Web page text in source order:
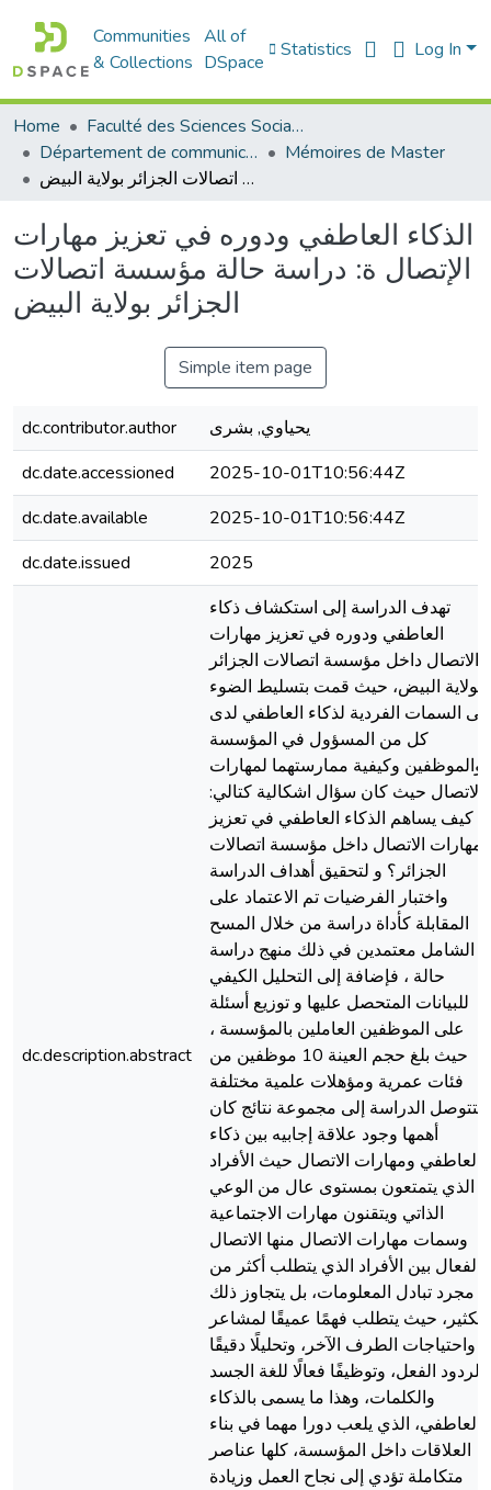
Communities
& Collections
All of
DSpace
Statistics Log In
Home
Faculté des Sciences Sociales
Département de communication
Mémoires de Master
الذكاء العاطفي ودوره في تعزيز مهارات الإتصال ة: دراسة حالة مؤسسة اتصالات الجزائر بولاية البيض
الذكاء العاطفي ودوره في تعزيز مهارات
الإتصال ة: دراسة حالة مؤسسة اتصالات
الجزائر بولاية البيض
Simple item page
dc.contributor.author
يحياوي, بشرى
dc.date.accessioned
2025-10-01T10:56:44Z
dc.date.available
2025-10-01T10:56:44Z
dc.date.issued
2025
dc.description.abstract
تهدف الدراسة إلى استكشاف ذكاء
العاطفي ودوره في تعزيز مهارات
الاتصال داخل مؤسسة اتصالات الجزائر
بولاية البيض، حيث قمت بتسليط الضوء
السمات الفردية لذكاء العاطفي لدى
كل من المسؤول في المؤسسة
والموظفين وكيفية ممارستهما لمهارات
الاتصال حيث كان سؤال اشكالية كتالي:
كيف يساهم الذكاء العاطفي في تعزيز
مهارات الاتصال داخل مؤسسة اتصالات
الجزائر؟ و لتحقيق أهداف الدراسة
واختبار الفرضيات تم الاعتماد على
المقابلة كأداة دراسة من خلال المسح
الشامل معتمدين في ذلك منهج دراسة
حالة ، فإضافة إلى التحليل الكيفي
للبيانات المتحصل عليها و توزيع أسئلة
على الموظفين العاملين بالمؤسسة ،
حيث بلغ حجم العينة 10 موظفين من
فئات عمرية ومؤهلات علمية مختلفة
..لتتوصل الدراسة إلى مجموعة نتائج كان
أهمها وجود علاقة إجابيه بين ذكاء
لعاطفي ومهارات الاتصال حيث الأفراد
الذي يتمتعون بمستوى عال من الوعي
الذاتي ويتقنون مهارات الاجتماعية
وسمات مهارات الاتصال منها الاتصال
الفعال بين الأفراد الذي يتطلب أكثر من
مجرد تبادل المعلومات، بل يتجاوز ذلك
بكثير، حيث يتطلب فهمًا عميقًا لمشاعر
واحتياجات الطرف الآخر، وتحليلًا دقيقًا
لردود الفعل، وتوظيفًا فعالًا للغة الجسد
والكلمات، وهذا ما يسمى بالذكاء
العاطفي، الذي يلعب دورا مهما في بناء
العلاقات داخل المؤسسة، كلها عناصر
متكاملة تؤدي إلى نجاح العمل وزيادة